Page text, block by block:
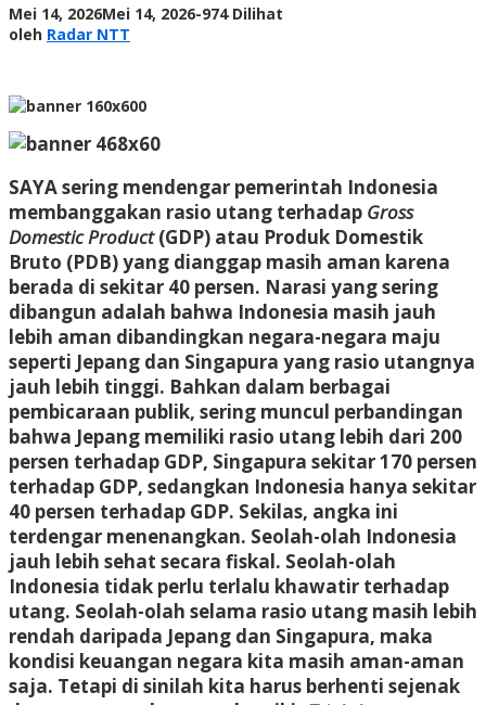
Mei 14, 2026Mei 14, 2026oleh
-974 Dilihat
oleh Radar NTT
SAYA sering mendengar pemerintah Indonesia
membanggakan rasio utang terhadap Gross
Domestic Product(GDP) atau Produk Domestik
Bruto (PDB) yang dianggap masih aman karena
berada di sekitar 40 persen. Narasi yang sering
dibangun adalah bahwa Indonesia masih jauh
lebih aman dibandingkan negara-negara maju
seperti Jepang dan Singapura yang rasio utangnya
jauh lebih tinggi. Bahkan dalam berbagai
pembicaraan publik, sering muncul perbandingan
bahwa Jepang memiliki rasio utang lebih dari 200
persen terhadap GDP, Singapura sekitar 170 persen
terhadap GDP, sedangkan Indonesia hanya sekitar
40 persen terhadap GDP. Sekilas, angka ini
terdengar menenangkan. Seolah-olah Indonesia
jauh lebih sehat secara fiskal. Seolah-olah
Indonesia tidak perlu terlalu khawatir terhadap
utang. Seolah-olah selama rasio utang masih lebih
rendah daripada Jepang dan Singapura, maka
kondisi keuangan negara kita masih aman-aman
saja. Tetapi di sinilah kita harus berhenti sejenak